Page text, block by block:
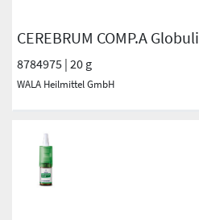
CEREBRUM COMP.A Globuli
8784975 | 20 g
WALA Heilmittel GmbH